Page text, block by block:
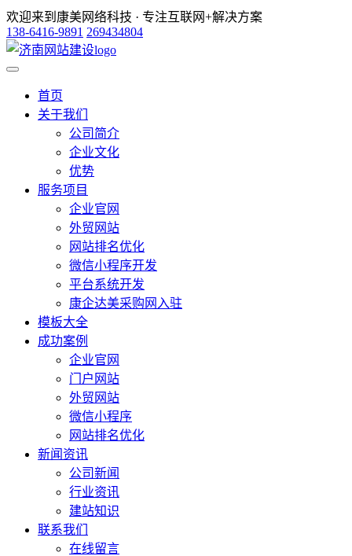
欢迎来到康美网络科技 · 专注互联网+解决方案
138-6416-9891 269434804
首页
关于我们
公司简介
企业文化
优势
服务项目
企业官网
外贸网站
网站排名优化
微信小程序开发
平台系统开发
康企达美采购网入驻
模板大全
成功案例
企业官网
门户网站
外贸网站
微信小程序
网站排名优化
新闻资讯
公司新闻
行业资讯
建站知识
联系我们
在线留言